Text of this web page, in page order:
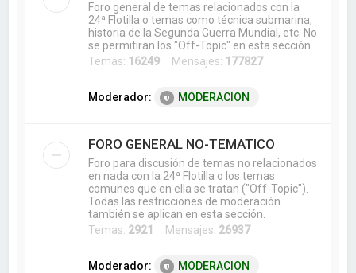
Foro general de temas relacionados con la
24ª Flotilla o temas como técnica submarina,
historia de la Segunda Guerra Mundial, etc. No
se permitiran los "Off-Topic" en esta sección.
Temas: 16249 Mensajes: 177827
Moderador: MODERACION
FORO GENERAL NO-TEMATICO
Foro para discusión de temas no relacionados
en nada con la 24ª Flotilla o los temas
comunes que en ella se tratan ("Off-Topic").
Todas las restricciones de moderación
también se aplican en esta sección.
Temas: 2921 Mensajes: 26937
Moderador: MODERACION